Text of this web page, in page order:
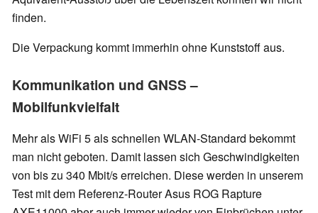
finden.
Die Verpackung kommt immerhin ohne Kunststoff aus.
Kommunikation und GNSS –
Mobilfunkvielfalt
Mehr als WiFi 5 als schnellen WLAN-Standard bekommt
man nicht geboten. Damit lassen sich Geschwindigkeiten
von bis zu 340 Mbit/s erreichen. Diese werden in unserem
Test mit dem Referenz-Router Asus ROG Rapture